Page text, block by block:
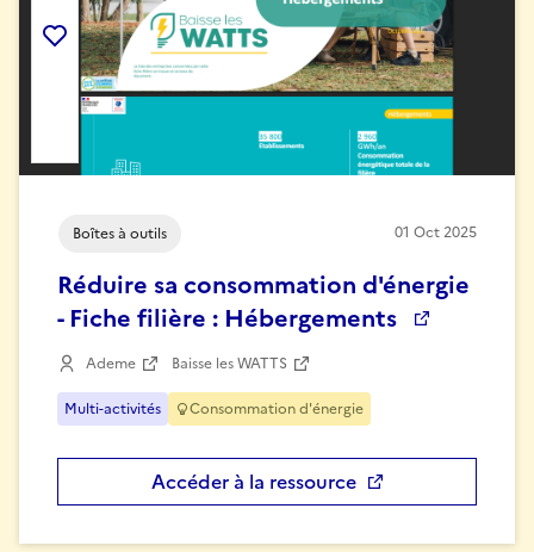
Boîtes à outils 01 Oct2025
Réduire sa consommation d'énergie
- Fiche filière : Hébergements
Ademe Baisse les WATTS
Multi-activités Consommation d'énergie
Accéder à la ressource
Ajouter la ressource aux favoris